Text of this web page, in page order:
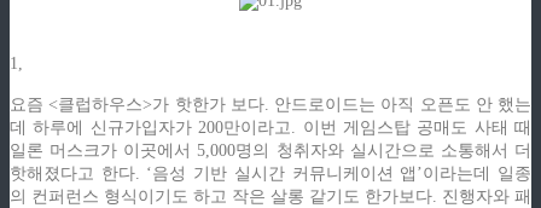
1,
요즘 <클럽하우스>가 핫한가 보다. 안드로이드는 아직 오픈도 안 했는
데 하루에 신규가입자가 200만이라고. 이번 게임스탑 공매도 사태 때
일론 머스크가 이곳에서 5,000명의 청취자와 실시간으로 소통해서 더
핫해졌다고 한다. ‘음성 기반 실시간 커뮤니케이션 앱’이라는데 일종
의 컨퍼런스 형식이기도 하고 작은 살롱 같기도 한가보다. 진행자와 패